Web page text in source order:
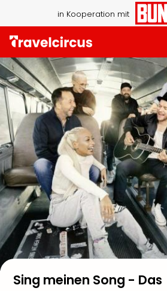
in Kooperation mit
Sing meinen Song - Das